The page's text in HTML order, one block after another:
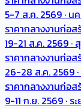
5-7 ส.ค. 2569 · น
ราคากลางงานก่อส
19-21 ส.ค. 2569 ·
ราคากลางงานก่อส
26-28 ส.ค. 2569
ราคากลางงานก่อส
9-11 ก.ย. 2569 · ร